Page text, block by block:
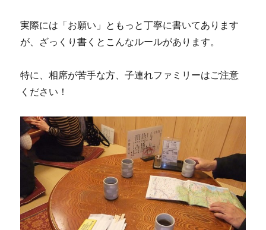
実際には「お願い」ともっと丁寧に書いてあります
が、ざっくり書くとこんなルールがあります。
特に、相席が苦手な方、子連れファミリーはご注意
ください！